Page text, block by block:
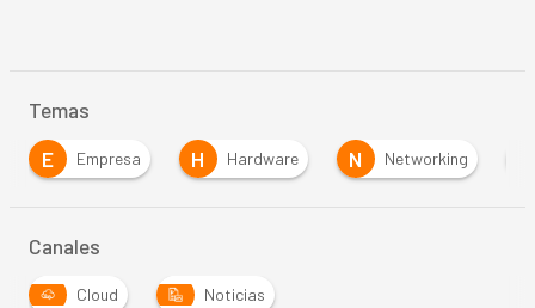
Temas
E
Empresa H Hardware N Networking
Canales
Cloud Noticias